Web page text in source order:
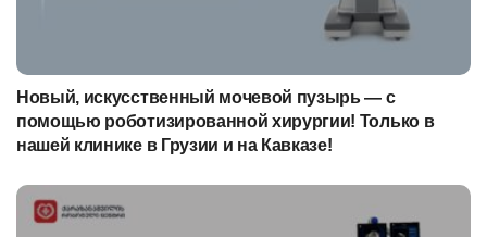
Новый, искусственный мочевой пузырь — с
помощью роботизированной хирургии! Только в
нашей клинике в Грузии и на Кавказе!